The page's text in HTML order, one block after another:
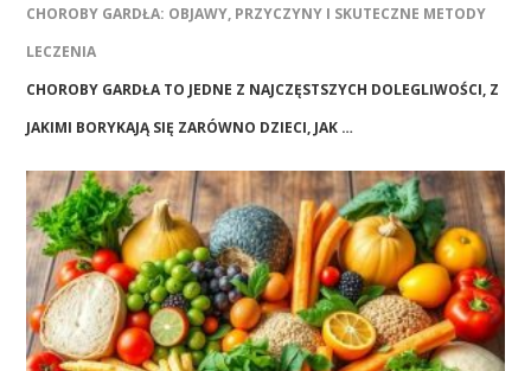
CHOROBY GARDŁA: OBJAWY, PRZYCZYNY I SKUTECZNE METODY
LECZENIA
CHOROBY GARDŁA TO JEDNE Z NAJCZĘSTSZYCH DOLEGLIWOŚCI, Z
JAKIMI BORYKAJĄ SIĘ ZARÓWNO DZIECI, JAK …